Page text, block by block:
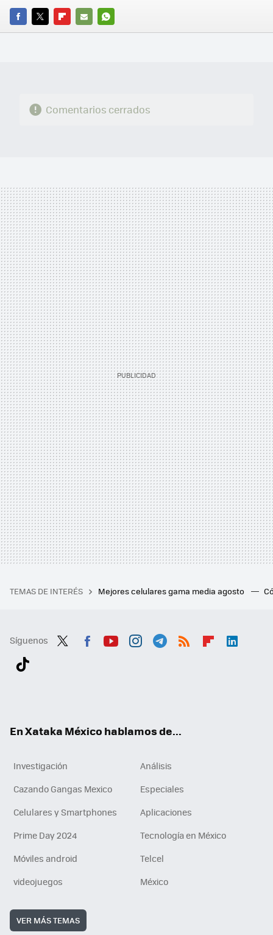
FACEBOOK
TWITTERFLIPBOARD
E-
WHATSAPP
Comentarios cerrados
TEMAS DE INTERÉS Mejores celulares gama media agosto
Síguenos
En Xataka México hablamos de...
Investigación
Análisis
Cazando Gangas Mexico
Especiales
Celulares y Smartphones
Aplicaciones
Prime Day 2024
Tecnología en México
Móviles android
Telcel
videojuegos
México
VER MÁS TEMAS